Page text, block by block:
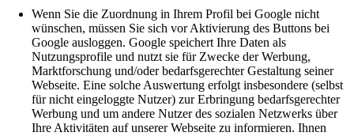
Wenn Sie die Zuordnung in Ihrem Profil bei Google nicht
wünschen, müssen Sie sich vor Aktivierung des Buttons bei
Google ausloggen. Google speichert Ihre Daten als
Nutzungsprofile und nutzt sie für Zwecke der Werbung,
Marktforschung und/oder bedarfsgerechter Gestaltung seiner
Webseite. Eine solche Auswertung erfolgt insbesondere (selbst
für nicht eingeloggte Nutzer) zur Erbringung bedarfsgerechter
Werbung und um andere Nutzer des sozialen Netzwerks über
Ihre Aktivitäten auf unserer Webseite zu informieren. Ihnen